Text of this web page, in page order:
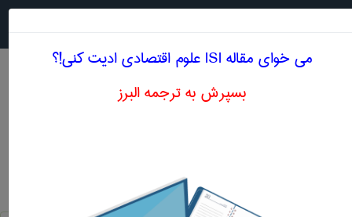
می خوای مقاله ISI علوم اقتصادی ادیت کنی!؟
بسپرش به ترجمه البرز